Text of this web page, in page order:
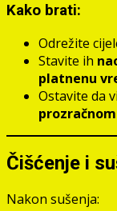
Kako brati:
Odrežite
Stavite ih
platnenu
Ostavite da
Čišćenje i
Nakon sušenja: